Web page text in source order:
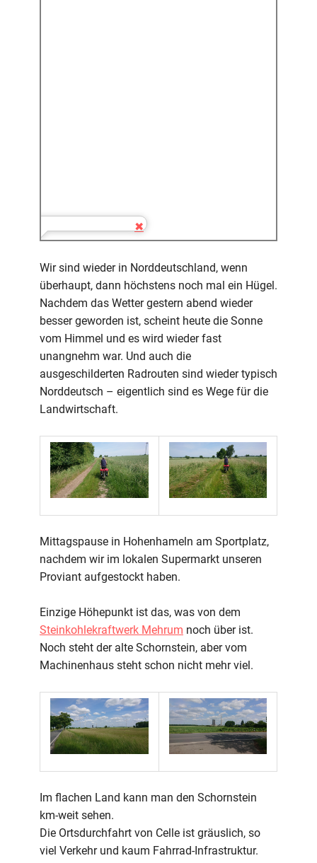
Wir sind wieder in Norddeutschland, wenn
überhaupt, dann höchstens noch mal ein Hügel.
Nachdem das Wetter gestern abend wieder
besser geworden ist, scheint heute die Sonne
vom Himmel und es wird wieder fast
unangnehm war. Und auch die
ausgeschilderten Radrouten sind wieder typisch
Norddeutsch – eigentlich sind es Wege für die
Landwirtschaft.
Mittagspause in Hohenhameln am Sportplatz,
nachdem wir im lokalen Supermarkt unseren
Proviant aufgestockt haben.
Einzige Höhepunkt ist das, was von dem
Steinkohlekraftwerk Mehrum noch über ist.
Noch steht der alte Schornstein, aber vom
Machinenhaus steht schon nicht mehr viel.
Im flachen Land kann man den Schornstein
km-weit sehen.
Die Ortsdurchfahrt von Celle ist gräuslich, so
viel Verkehr und kaum Fahrrad-Infrastruktur.